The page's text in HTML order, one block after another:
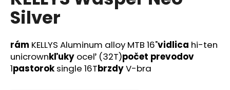
0,0
z
hviezdičiek.
Silver
rám KELLYS Aluminum alloy MTB 16"vidlica hi-ten
unicrownkľuky oceľ (32T)počet prevodov
1pastorok single 16TbrzdyV-bra
á
j
s
ť
?